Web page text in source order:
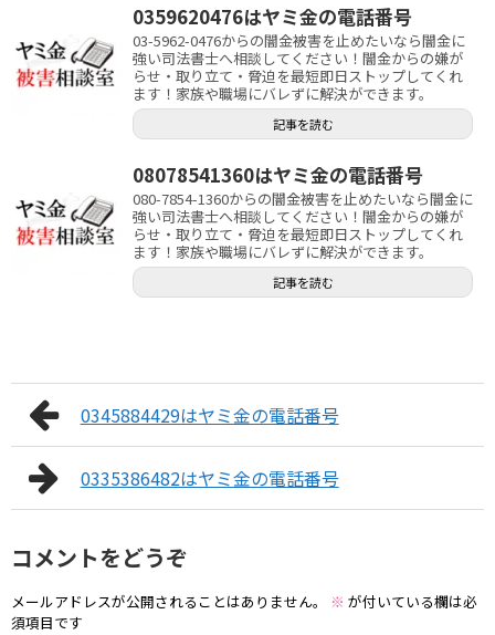
0359620476はヤミ金の電話番号
03-5962-0476からの闇金被害を止めたいなら闇金に
強い司法書士へ相談してください！闇金からの嫌が
らせ・取り立て・脅迫を最短即日ストップしてくれ
ます！家族や職場にバレずに解決ができます。
記事を読む
08078541360はヤミ金の電話番号
080-7854-1360からの闇金被害を止めたいなら闇金に
強い司法書士へ相談してください！闇金からの嫌が
らせ・取り立て・脅迫を最短即日ストップしてくれ
ます！家族や職場にバレずに解決ができます。
記事を読む
0345884429はヤミ金の電話番号
0335386482はヤミ金の電話番号
コメントをどうぞ
メールアドレスが公開されることはありません。 ※ が付いている欄は必
須項目です